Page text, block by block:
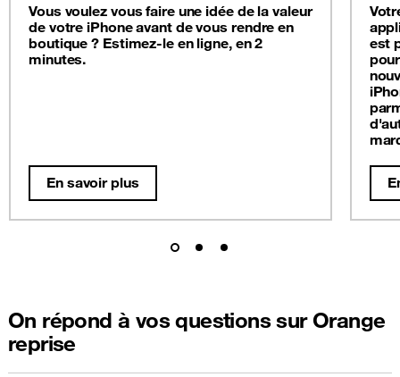
Vous voulez vous faire une idée de la valeur
de votre iPhone avant de vous rendre en
boutique ? Estimez-le en ligne, en 2
minutes.
En savoir plus
est
On répond à vos questions sur Orange
reprise